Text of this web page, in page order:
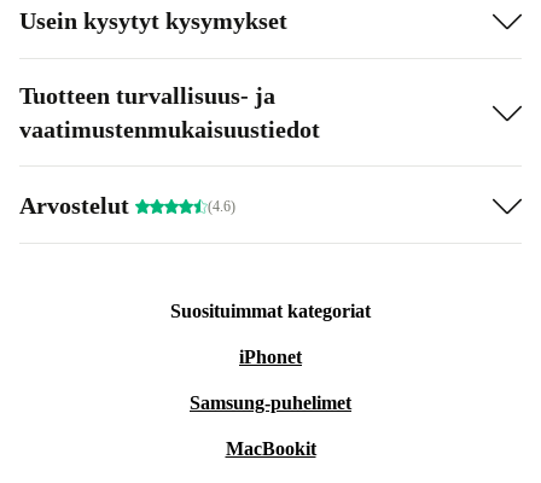
Usein kysytyt kysymykset
Tuotteen turvallisuus- ja
vaatimustenmukaisuustiedot
Arvostelut (4.6)
Suosituimmat kategoriat
iPhonet
Samsung-puhelimet
MacBookit